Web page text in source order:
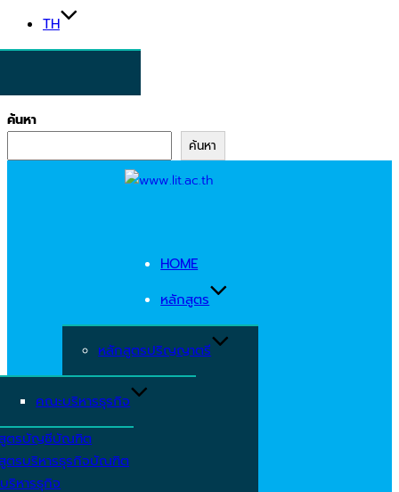
TH
ค้นหา
ค้นหา
HOME
หลักสูตร
หลักสูตรปริญญาตรี
คณะบริหารธุรกิจ
ตรบัญชีบัณฑิต
ตรบริหารธุรกิจบัณฑิต
ริหารธุกิจ